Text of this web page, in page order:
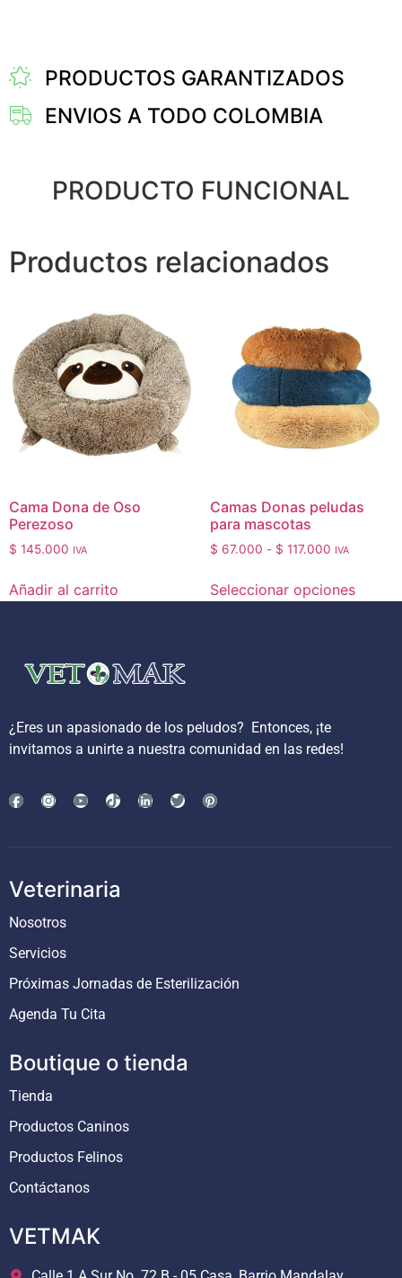
PRODUCTOS GARANTIZADOS
ENVIOS A TODO COLOMBIA
PRODUCTO FUNCIONAL
Productos relacionados
Cama Dona de Oso
Perezoso
$ 145.000 IVA
Añadir al carrito
Camas Donas peludas
para mascotas
$ 67.000 - $ 117.000 IVA
Seleccionar opciones
¿Eres un apasionado de los peludos? Entonces, ¡te
invitamos a unirte a nuestra comunidad en las redes!
Veterinaria
Nosotros
Servicios
Próximas Jornadas de Esterilización
Agenda Tu Cita
Boutique o tienda
Tienda
Productos Caninos
Productos Felinos
Contáctanos
VETMAK